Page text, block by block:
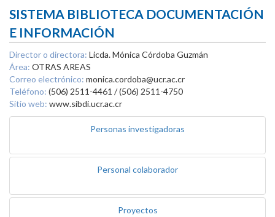
SISTEMA BIBLIOTECA DOCUMENTACIÓN
E INFORMACIÓN
Director o directora: Licda. Mónica Córdoba Guzmán
Área: OTRAS AREAS
Correo electrónico: monica.cordoba@ucr.ac.cr
Teléfono: (506) 2511-4461 / (506) 2511-4750
Sitio web: www.sibdi.ucr.ac.cr
Personas investigadoras
Personal colaborador
Proyectos